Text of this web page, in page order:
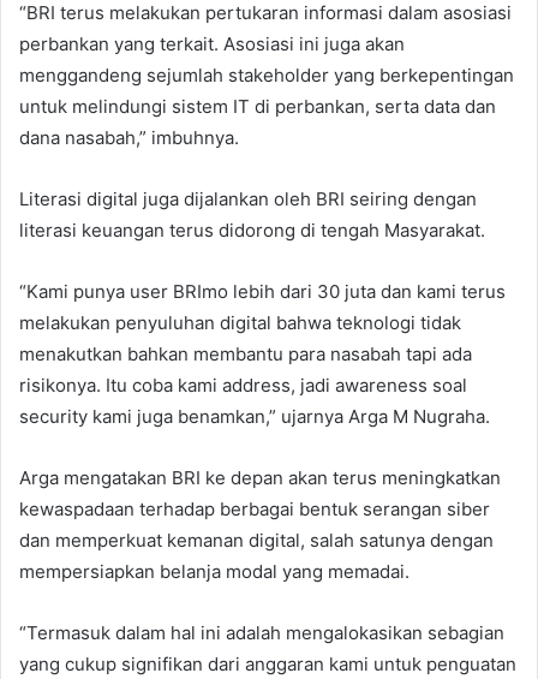
“BRI terus melakukan pertukaran informasi dalam asosiasi
perbankan yang terkait. Asosiasi ini juga akan
menggandeng sejumlah stakeholder yang berkepentingan
untuk melindungi sistem IT di perbankan, serta data dan
dana nasabah,” imbuhnya.
Literasi digital juga dijalankan oleh BRI seiring dengan
literasi keuangan terus didorong di tengah Masyarakat.
“Kami punya user BRImo lebih dari 30 juta dan kami terus
melakukan penyuluhan digital bahwa teknologi tidak
menakutkan bahkan membantu para nasabah tapi ada
risikonya. Itu coba kami address, jadi awareness soal
security kami juga benamkan,” ujarnya Arga M Nugraha.
Arga mengatakan BRI ke depan akan terus meningkatkan
kewaspadaan terhadap berbagai bentuk serangan siber
dan memperkuat kemanan digital, salah satunya dengan
mempersiapkan belanja modal yang memadai.
“Termasuk dalam hal ini adalah mengalokasikan sebagian
yang cukup signifikan dari anggaran kami untuk penguatan